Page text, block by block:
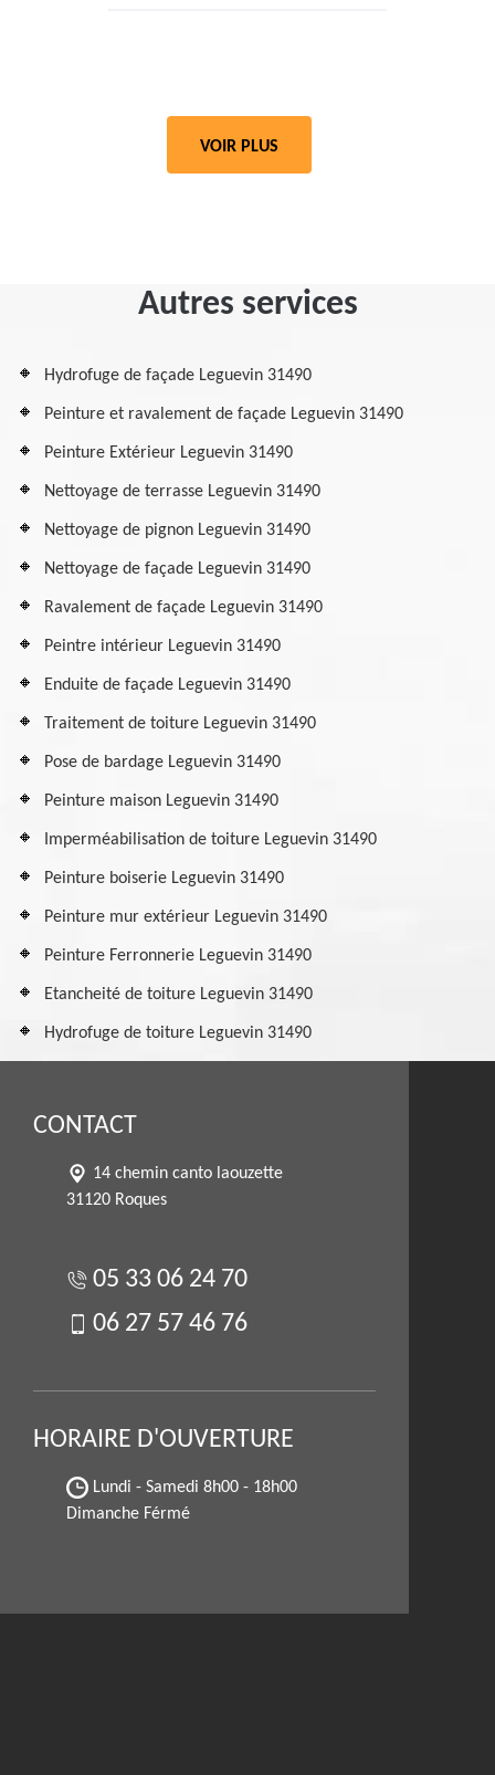
VOIR PLUS
Autres services
Hydrofuge de façade Leguevin 31490
Peinture et ravalement de façade Leguevin 31490
Peinture Extérieur Leguevin 31490
Nettoyage de terrasse Leguevin 31490
Nettoyage de pignon Leguevin 31490
Nettoyage de façade Leguevin 31490
Ravalement de façade Leguevin 31490
Peintre intérieur Leguevin 31490
Enduite de façade Leguevin 31490
Traitement de toiture Leguevin 31490
Pose de bardage Leguevin 31490
Peinture maison Leguevin 31490
Imperméabilisation de toiture Leguevin 31490
Peinture boiserie Leguevin 31490
Peinture mur extérieur Leguevin 31490
Peinture Ferronnerie Leguevin 31490
Etancheité de toiture Leguevin 31490
Hydrofuge de toiture Leguevin 31490
CONTACT
14 chemin canto laouzette
31120 Roques
05 33 06 24 70
06 27 57 46 76
HORAIRE D'OUVERTURE
Lundi - Samedi 8h00 - 18h00
Dimanche Férmé